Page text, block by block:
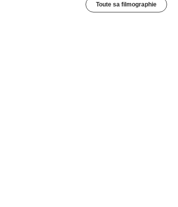
Toute sa filmographie